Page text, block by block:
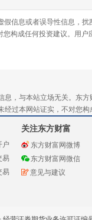
信息或者误导性信息，
构成任何投资建议。用
，与本站立场无关。东
过本网站证实，不对您
户
易
易
关注东方财富
东方财富网微博
东方财富网微信
意见与建议